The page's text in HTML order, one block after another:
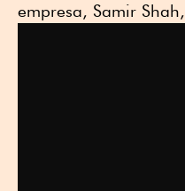
empresa, Samir